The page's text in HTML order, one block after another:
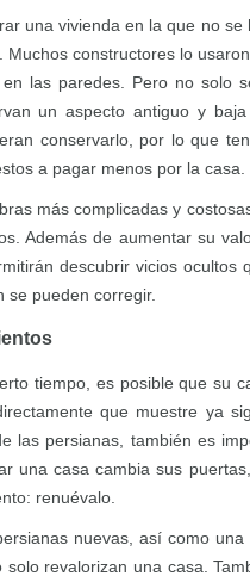
una vivienda en la que no
Muchos constructores lo
en las paredes. Pero no solo
un aspecto antiguo y
conservarlo, por lo que
a pagar menos por la casa.
más complicadas y
Además de aumentar su
descubrir vicios
se pueden corregir.
tiempo, es posible que su
que muestre ya
las persianas, también es
una casa cambia sus
renuévalo.
nuevas, así como
revalorizan una casa.